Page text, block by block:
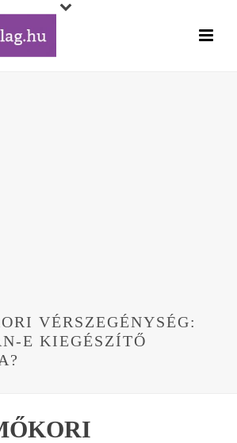
VÉRSZEGÉNYSÉG:
E KIEGÉSZÍTŐ